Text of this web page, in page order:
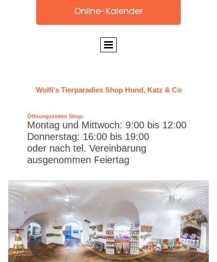
Online-Kalender
Wolfi's Tierparadies Shop Hund, Katz & Co
Öffnungszeiten Shop:
Montag und Mittwoch: 9:00 bis 12:00
Donnerstag: 16:00 bis 19:00
oder nach tel. Vereinbarung
ausgenommen Feiertag